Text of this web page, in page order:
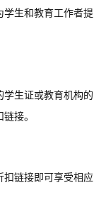
学生和教育工作者提
生证或教育机构的
接。
扣链接即可享受相应